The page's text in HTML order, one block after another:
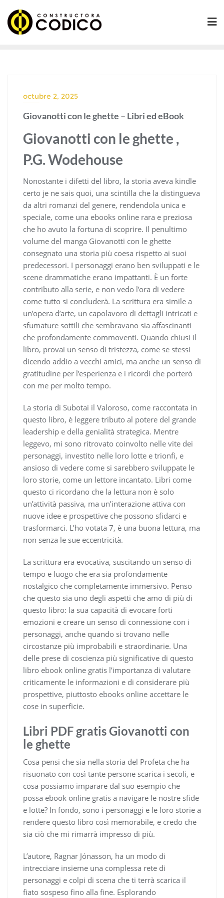
contenido
octubre 2, 2025
Giovanotti con le ghette – Libri ed eBook
Giovanotti con le ghette ,
P.G. Wodehouse
Nonostante i difetti del libro, la storia aveva kindle
certo je ne sais quoi, una scintilla che la distingueva
da altri romanzi del genere, rendendola unica e
speciale, come una ebooks online rara e preziosa
che ho avuto la fortuna di scoprire. Il penultimo
volume del manga Giovanotti con le ghette
consegnato una storia più coesa rispetto ai suoi
predecessori. I personaggi erano ben sviluppati e le
scene drammatiche erano impattanti. È un forte
contributo alla serie, e non vedo l’ora di vedere
come tutto si concluderà. La scrittura era simile a
un’opera d’arte, un capolavoro di dettagli intricati e
sfumature sottili che sembravano sia affascinanti
che profondamente commoventi. Quando chiusi il
libro, provai un senso di tristezza, come se stessi
dicendo addio a vecchi amici, ma anche un senso di
gratitudine per l’esperienza e i ricordi che porterò
con me per molto tempo.
La storia di Subotai il Valoroso, come raccontata in
questo libro, è leggere tributo al potere del grande
leadership e della genialità strategica. Mentre
leggevo, mi sono ritrovato coinvolto nelle vite dei
personaggi, investito nelle loro lotte e trionfi, e
ansioso di vedere come si sarebbero sviluppate le
loro storie, come un lettore incantato. Libri come
questo ci ricordano che la lettura non è solo
un’attività passiva, ma un’interazione attiva con
nuove idee e prospettive che possono sfidarci e
trasformarci. L’ho votata 7, è una buona lettura, ma
non senza le sue eccentricità.
La scrittura era evocativa, suscitando un senso di
tempo e luogo che era sia profondamente
nostalgico che completamente immersivo. Penso
che questo sia uno degli aspetti che amo di più di
questo libro: la sua capacità di evocare forti
emozioni e creare un senso di connessione con i
personaggi, anche quando si trovano nelle
circostanze più improbabili e straordinarie. Una
delle prese di coscienza più significative di questo
libro ebook online gratis l’importanza di valutare
criticamente le informazioni e di considerare più
prospettive, piuttosto ebooks online accettare le
cose in superficie.
Libri PDF gratis Giovanotti con
le ghette
Cosa pensi che sia nella storia del Profeta che ha
risuonato con così tante persone scarica i secoli, e
cosa possiamo imparare dal suo esempio che
possa ebook online gratis a navigare le nostre sfide
e lotte? In fondo, sono i personaggi e le loro storie a
rendere questo libro così memorabile, e credo che
sia ciò che mi rimarrà impresso di più.
L’autore, Ragnar Jónasson, ha un modo di
intrecciare insieme una complessa rete di
personaggi e colpi di scena che ti terrà scarica il
fiato sospeso fino alla fine. Esplorando